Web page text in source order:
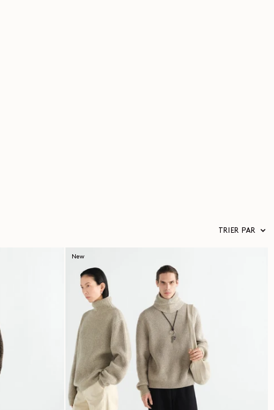
TRIER PAR
New